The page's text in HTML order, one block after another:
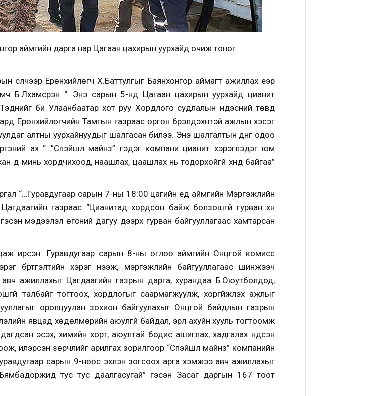
аймгийн дарга нар Цагаан цахирын уурхайд очиж тоног
сүүлчээр Ерөнхийлөгч Х.Баттулгыг Баянхонгор аймагт ажиллах үеэр
Б.Лхамсүрэн “…Энэ сарын 5-нд Цагаан цахирын уурхайд цианит
би Улаанбаатар хот руу Хордлого судлалын үндэсний төвд
Ерөнхийлөгчийн Тамгын газраас өргөн бүрэлдэхүүнтэй ажлын хэсэг
алтны уурхайнуудыг шалгасан билээ. Энэ шалгалтын дүнг одоо
ах “…”Спэйшл майнз” гэдэг компани цианит хэрэглэдэг юм
дүү минь хордчихоод, наашлах, цаашлах нь тодорхойгүй хүнд байгаа”
“…Гуравдугаар сарын 7-ны 18:00 цагийн үед аймгийн Мэргэжлийн
газраас “Цианитад хордсон байж болзошгүй гурван хүн
мэдээлэл өгсний дагуу дээрх гурван байгууллагаас хамтарсан
ирсэн. Гуравдугаар сарын 8-ны өглөө аймгийн Онцгой комисс
бүртгэлтийн хэрэг нээж, мэргэжлийн байгууллагаас шинжээч
ажиллахыг Цагдаагийн газрын дарга, хурандаа Б.Оюутболдод,
талбайг тогтоох, хордлогыг саармагжуулж, хоргүйжүүлэх ажлыг
оролцуулан зохион байгуулахыг Онцгой байдлын газрын
явцад хөдөлмөрийн аюулгүй байдал, эрүүл ахуйн хууль тогтоомж
эсэх, химийн хорт, аюултай бодис ашиглах, хадгалах үндсэн
илэрсэн зөрчлийг арилгах зорилгоор “Спэйшл майнз” компанийн
сарын 9-нөөс эхлэн зогсоох арга хэмжээ авч ажиллахыг
тус тус даалгасугай” гэсэн Засаг даргын 167 тоот